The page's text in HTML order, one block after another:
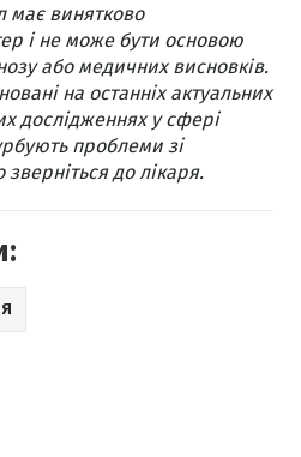
має винятково
і не може бути основою
або медичних висновків.
на останніх актуальних
дослідженнях у сфері
проблеми зі
до лікаря.